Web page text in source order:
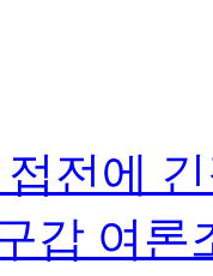
전에
갑 여론